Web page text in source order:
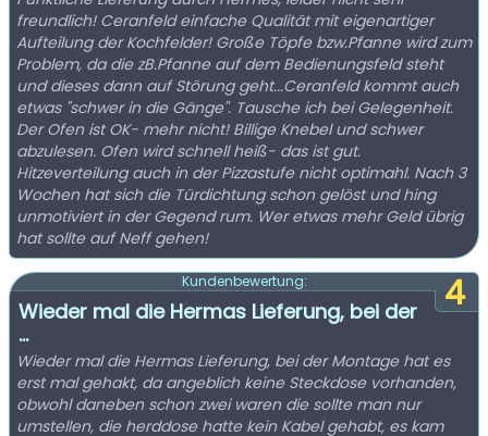
freundlich! Ceranfeld einfache Qualität mit eigenartiger
Aufteilung der Kochfelder! Große Töpfe bzw.Pfanne wird zum
Problem, da die zB.Pfanne auf dem Bedienungsfeld steht
und dieses dann auf Störung geht...Ceranfeld kommt auch
etwas "schwer in die Gänge". Tausche ich bei Gelegenheit.
Der Ofen ist OK- mehr nicht! Billige Knebel und schwer
abzulesen. Ofen wird schnell heiß- das ist gut.
Hitzeverteilung auch in der Pizzastufe nicht optimahl. Nach 3
Wochen hat sich die Türdichtung schon gelöst und hing
unmotiviert in der Gegend rum. Wer etwas mehr Geld übrig
hat sollte auf Neff gehen!
4
Kundenbewertung:
Wieder mal die Hermas Lieferung, bei der
...
Wieder mal die Hermas Lieferung, bei der Montage hat es
erst mal gehakt, da angeblich keine Steckdose vorhanden,
obwohl daneben schon zwei waren die sollte man nur
umstellen, die herddose hatte kein Kabel gehabt, es kam